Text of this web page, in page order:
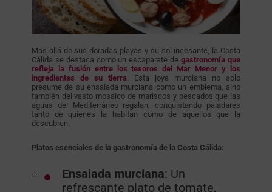
Más allá de sus doradas playas y su sol incesante, la Costa
Cálida se destaca como un escaparate degastronomía que
refleja la fusión entre los tesoros del Mar Menor y los
ingredientes de su tierra . Esta joya murciana no solo
presume de su ensalada murciana como un emblema, sino
también del vasto mosaico de mariscos y pescados que las
aguas del Mediterráneo regalan, conquistando paladares
tanto de quienes la habitan como de aquellos que la
descubren.
Platos esenciales de la gastronomía de la Costa Cálida:
Ensalada murciana: Un
refrescante plato de tomate,